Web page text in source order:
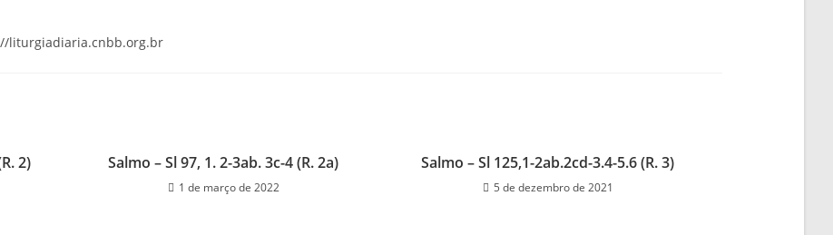
liturgiadiaria.cnbb.org.br
2) Salmo – Sl 97, 1. 2-3ab. 3c-4 (R. 2a)
1 de março de 2022
Salmo – Sl 125,1-2ab.2cd-3.4-5.6 (R. 3)
5 de dezembro de 2021